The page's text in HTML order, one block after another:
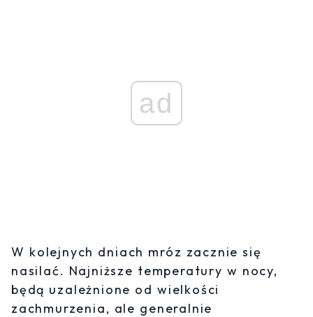
ad
W kolejnych dniach mróz zacznie się
nasilać. Najniższe temperatury w nocy,
będą uzależnione od wielkości
zachmurzenia, ale generalnie